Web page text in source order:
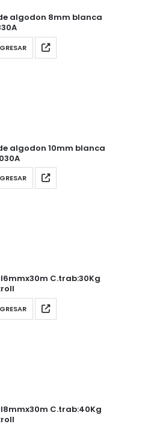
algodon 8mm blanca
algodon 10mm blanca
C.trab:30Kg
C.trab:40Kg